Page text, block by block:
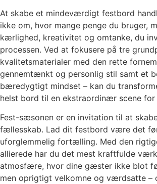
At skabe et mindeværdigt festbord
ikke om, hvor mange penge du bruger,
kærlighed, kreativitet og omtanke, du
processen. Ved at fokusere på tre
kvalitetsmaterialer med den rette
gennemtænkt og personlig stil samt et
bæredygtigt mindset – kan du
helst bord til en ekstraordinær scene for
Fest-sæsonen er en invitation til at
fællesskab. Lad dit festbord være det
uforglemmelig fortælling. Med den
allierede har du det mest kraftfulde
atmosfære, hvor dine gæster ikke blot
men oprigtigt velkomne og værdsatte –